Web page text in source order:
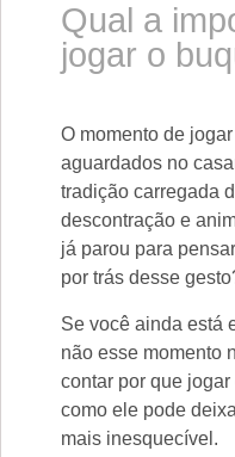
Qual a
jogar o
O momento de
aguardados no
tradição carregada
descontração e
já parou para
por trás desse
Se você ainda está
não esse momento
contar por que
como ele pode
mais inesquecível.